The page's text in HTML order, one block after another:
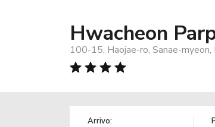
Hwacheon
100-15, Haojae-ro, Sanae-
Arrivo: